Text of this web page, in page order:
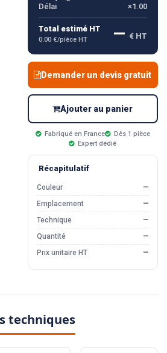
Délai
×1.00
Total estimé HT
0.00 €/pièce HT — € HT
Demander un devis gratuit
Ajouter au panier
Fabriqué en France
Dès 1 pièce
Expert dédié
Récapitulatif
Couleur
—
Emplacement
—
Technique
—
Quantité
—
Prix unitaire HT
—
techniques